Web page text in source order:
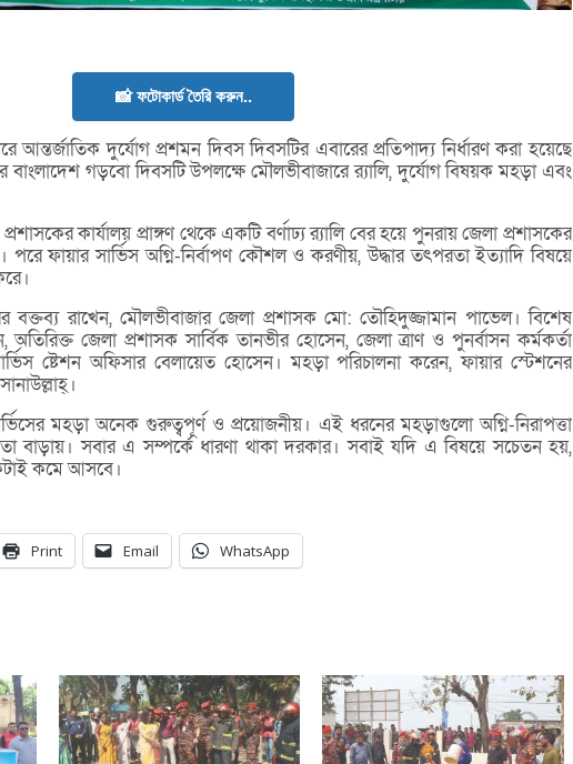
📸 ফটোকার্ড তৈরি করুন..
আন্তর্জাতিক দুর্যোগ প্রশমন দিবস দিবসটির এবারের প্রতিপাদ্য নির্ধারণ করা হয়েছে
বাংলাদেশ গড়বো দিবসটি উপলক্ষে মৌলভীবাজারে র‌্যালি, দুর্যোগ বিষয়ক মহড়া এবং
কার্যালয় প্রাঙ্গণ থেকে একটি বর্ণাঢ্য র‌্যালি বের হয়ে পুনরায় জেলা প্রশাসকের
পরে ফায়ার সার্ভিস অগ্নি-নির্বাপণ কৌশল ও করণীয়, উদ্ধার তৎপরতা ইত্যাদি বিষয়ে
বক্তব্য রাখেন, মৌলভীবাজার জেলা প্রশাসক মো: তৌহিদুজ্জামান পাভেল। বিশেষ
অতিরিক্ত জেলা প্রশাসক সার্বিক তানভীর হোসেন, জেলা ত্রাণ ও পুনর্বাসন কর্মকর্তা
ষ্টেশন অফিসার বেলায়েত হোসেন। মহড়া পরিচালনা করেন, ফায়ার স্টেশনের
মহড়া অনেক গুরুত্বপূর্ণ ও প্রয়োজনীয়। এই ধরনের মহড়াগুলো অগ্নি-নিরাপত্তা
বাড়ায়। সবার এ সম্পর্কে ধারণা থাকা দরকার। সবাই যদি এ বিষয়ে সচেতন হয়,
কমে আসবে।
Print Email WhatsApp